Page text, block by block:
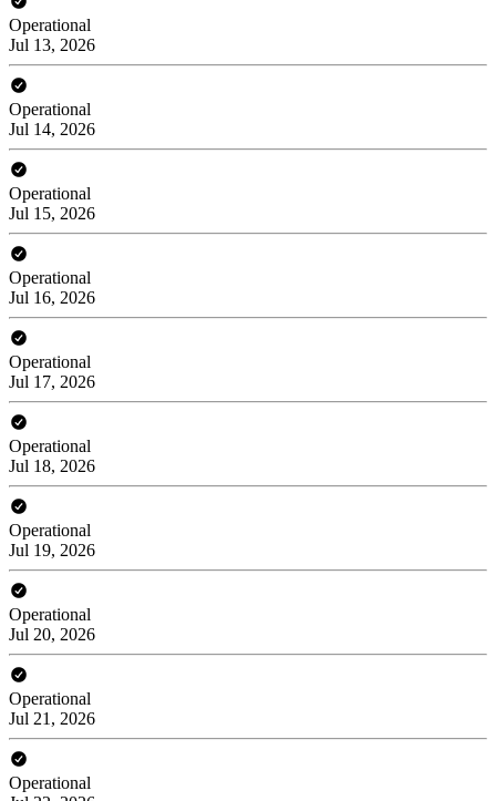
Operational
Jul 13, 2026
Operational
Jul 14, 2026
Operational
Jul 15, 2026
Operational
Jul 16, 2026
Operational
Jul 17, 2026
Operational
Jul 18, 2026
Operational
Jul 19, 2026
Operational
Jul 20, 2026
Operational
Jul 21, 2026
Operational